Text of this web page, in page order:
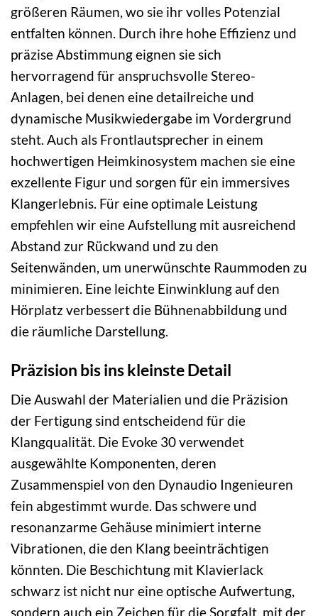
größeren Räumen, wo sie ihr volles Potenzial
entfalten können. Durch ihre hohe Effizienz und
präzise Abstimmung eignen sie sich
hervorragend für anspruchsvolle Stereo-
Anlagen, bei denen eine detailreiche und
dynamische Musikwiedergabe im Vordergrund
steht. Auch als Frontlautsprecher in einem
hochwertigen Heimkinosystem machen sie eine
exzellente Figur und sorgen für ein immersives
Klangerlebnis. Für eine optimale Leistung
empfehlen wir eine Aufstellung mit ausreichend
Abstand zur Rückwand und zu den
Seitenwänden, um unerwünschte Raummoden zu
minimieren. Eine leichte Einwinklung auf den
Hörplatz verbessert die Bühnenabbildung und
die räumliche Darstellung.
Präzision bis ins kleinste Detail
Die Auswahl der Materialien und die Präzision
der Fertigung sind entscheidend für die
Klangqualität. Die Evoke 30 verwendet
ausgewählte Komponenten, deren
Zusammenspiel von den Dynaudio Ingenieuren
fein abgestimmt wurde. Das schwere und
resonanzarme Gehäuse minimiert interne
Vibrationen, die den Klang beeinträchtigen
könnten. Die Beschichtung mit Klavierlack
schwarz ist nicht nur eine optische Aufwertung,
sondern auch ein Zeichen für die Sorgfalt, mit der